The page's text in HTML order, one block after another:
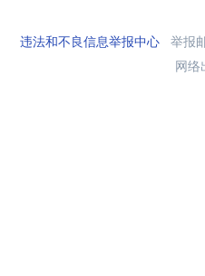
违法和不良信息举报中心举报
网